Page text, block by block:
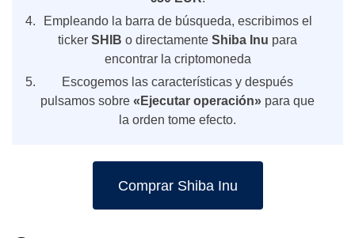
Empleando la barra de búsqueda, escribimos el
ticker SHIB o directamente Shiba Inu para
encontrar la criptomoneda
Escogemos las características y después
pulsamos sobre « Ejecutar operación» para que
la orden tome efecto.
Comprar Shiba Inu